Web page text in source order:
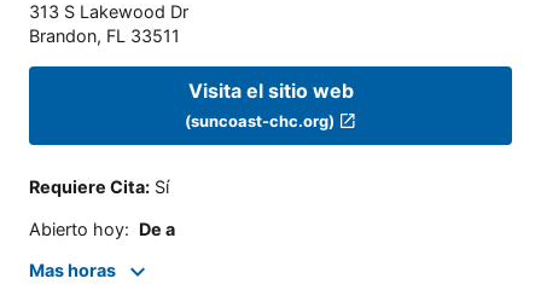
313 S Lakewood Dr
Brandon, FL 33511
Visita el sitio web
(suncoast-chc.org)
Requiere Cita: Sí
Abierto hoy: De a
Mas horas